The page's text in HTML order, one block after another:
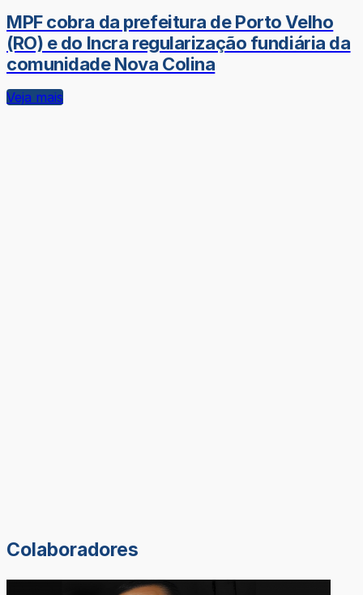
MPF cobra da prefeitura de Porto Velho
(RO) e do Incra regularização fundiária da
comunidade Nova Colina
Veja mais
Colaboradores